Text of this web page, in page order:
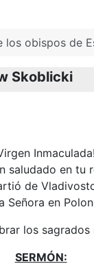
los obispos de
Skoblicki
saludado en
de
en
los sagrados
SERMÓN: